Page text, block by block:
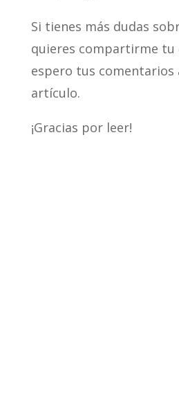
Si tienes más dudas
quieres compartirme tu
espero tus comentarios
artículo.
¡Gracias por leer!